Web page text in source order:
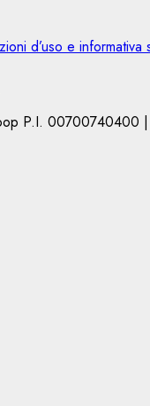
d’uso e informativa
P.I. 00700740400 |